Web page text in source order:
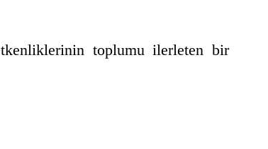
toplumu ilerleten bir